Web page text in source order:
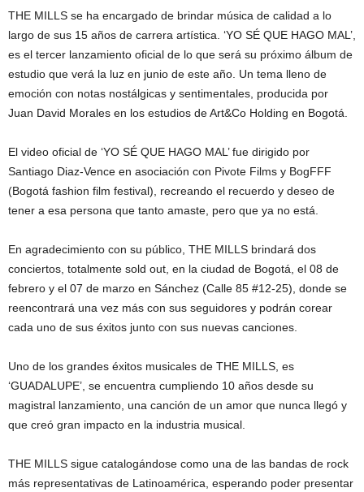
THE MILLS se ha encargado de brindar música de calidad a lo
largo de sus 15 años de carrera artística. ‘YO SÉ QUE HAGO MAL’,
es el tercer lanzamiento oficial de lo que será su próximo álbum de
estudio que verá la luz en junio de este año. Un tema lleno de
emoción con notas nostálgicas y sentimentales, producida por
Juan David Morales en los estudios de Art&Co Holding en Bogotá.
El video oficial de ‘YO SÉ QUE HAGO MAL’ fue dirigido por
Santiago Diaz-Vence en asociación con Pivote Films y BogFFF
(Bogotá fashion film festival), recreando el recuerdo y deseo de
tener a esa persona que tanto amaste, pero que ya no está.
En agradecimiento con su público, THE MILLS brindará dos
conciertos, totalmente sold out, en la ciudad de Bogotá, el 08 de
febrero y el 07 de marzo en Sánchez (Calle 85 #12-25), donde se
reencontrará una vez más con sus seguidores y podrán corear
cada uno de sus éxitos junto con sus nuevas canciones.
Uno de los grandes éxitos musicales de THE MILLS, es
‘GUADALUPE’, se encuentra cumpliendo 10 años desde su
magistral lanzamiento, una canción de un amor que nunca llegó y
que creó gran impacto en la industria musical.
THE MILLS sigue catalogándose como una de las bandas de rock
más representativas de Latinoamérica, esperando poder presentar